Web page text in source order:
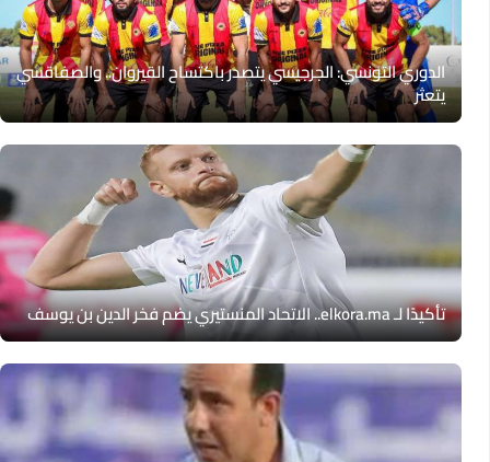
الدوري التونسي: الجرجيسي يتصدر باكتساح القيروان.. والصفاقسي
يتعثر
تأكيدًا لـ elkora.ma.. الاتحاد المنستيري يضم فخر الدين بن يوسف‎